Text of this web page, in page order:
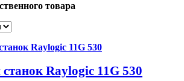
товара
Raylogic 11G 530